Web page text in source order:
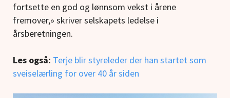
fortsette en god og lønnsom vekst i årene
fremover,» skriver selskapets ledelse i
årsberetningen.
Les også: Terje blir styreleder der han startet som
sveiselærling for over 40 år siden